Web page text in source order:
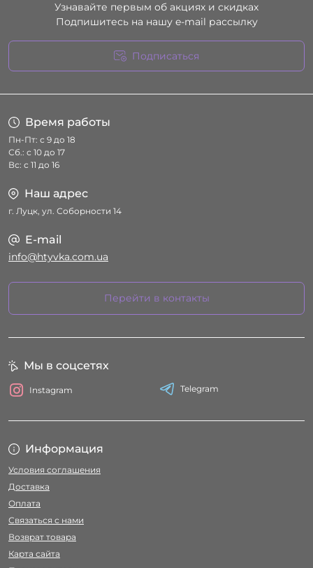
Узнавайте первым об акциях и скидках
Подпишитесь на нашу e-mail рассылку
Подписаться
Время работы
Пн-Пт: с 9 до 18
Сб.: с 10 до 17
Вс: с 11 до 16
Наш адрес
г. Луцк, ул. Соборности 14
E-mail
info@htyvka.com.ua
Перейти в контакты
Информация
Условия соглашения
Доставка
Оплата
Связаться с нами
Возврат товара
Карта сайта
Мы в соцсетях
Instagram Telegram